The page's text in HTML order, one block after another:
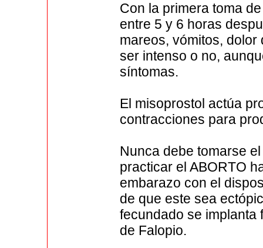
Con la primera toma
entre 5 y 6 horas
mareos, vómitos,
ser intenso o no,
síntomas.
El misoprostol actúa
contracciones para
Nunca debe tomarse
practicar el ABORTO
embarazo con el
de que este sea
fecundado se implanta
de Falopio.